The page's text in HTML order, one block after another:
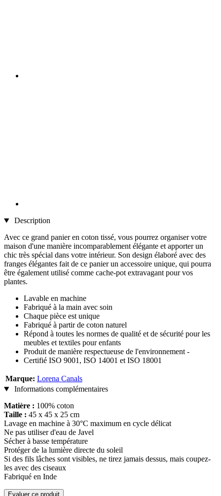
Description
Avec ce grand panier en coton tissé, vous pourrez organiser votre
maison d'une manière incomparablement élégante et apporter un
chic très spécial dans votre intérieur. Son design élaboré avec des
franges élégantes fait de ce panier un accessoire unique, qui pourra
être également utilisé comme cache-pot extravagant pour vos
plantes.
Lavable en machine
Fabriqué à la main avec soin
Chaque pièce est unique
Fabriqué à partir de coton naturel
Répond à toutes les normes de qualité et de sécurité pour les
meubles et textiles pour enfants
Produit de manière respectueuse de l'environnement -
Certifié ISO 9001, ISO 14001 et ISO 18001
Marque: Lorena Canals
Informations complémentaires
Matière : 100% coton
Taille : 45 x 45 x 25 cm
Lavage en machine à 30°C maximum en cycle délicat
Ne pas utiliser d'eau de Javel
Sécher à basse température
Protéger de la lumière directe du soleil
Si des fils lâches sont visibles, ne tirez jamais dessus, mais coupez-
les avec des ciseaux
Fabriqué en Inde
Evaluer ce produit